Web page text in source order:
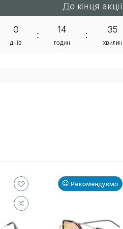
До кінця акції
0
днів
:
14
годин
:
35
хвилин
Рекомендуємо